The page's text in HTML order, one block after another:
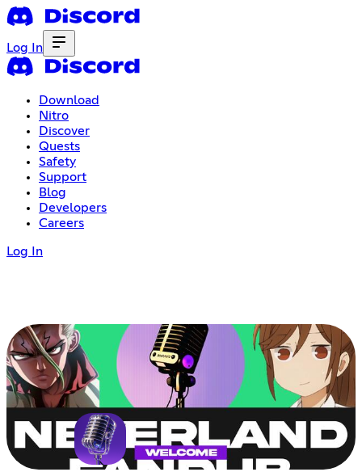
Log In
Download
Nitro
Discover
Quests
Safety
Support
Blog
Developers
Careers
Log In